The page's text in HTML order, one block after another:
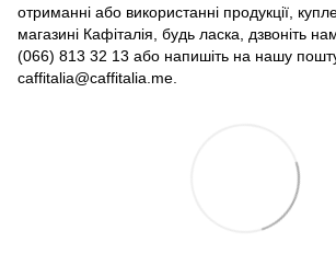
отриманні або використанні продукції,
магазині Кафіталія, будь ласка, дзвоніть
(066) 813 32 13 або напишіть на нашу
caffitalia@caffitalia.me.